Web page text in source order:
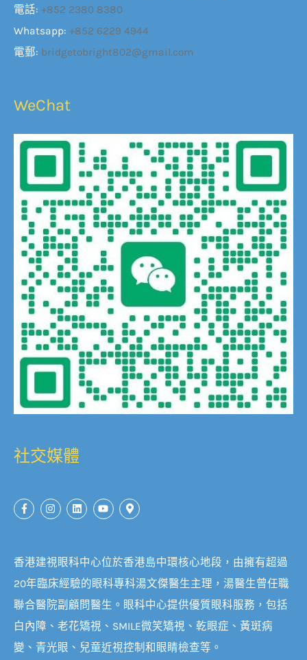
電話: +852 2380 8380
Whatsapp: +852 6229 4944
電郵: bridgetobright802@gmail.com
WeChat
社交媒體
香港建視眼科中心位於香港島中環核心地段，由擁有超過
20年臨床經驗的眼科專科湯文傑醫生主理，湯醫生曾任職
聯合醫院副顧問醫生。眼科中心提供優質眼科服務，包括
白內障、老花矯視、SMILE微笑矯視、乾眼症、黃斑病
變、青光眼、兒童近視控制和眼睛檢查等。